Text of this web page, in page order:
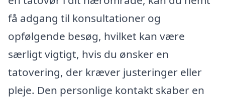
få adgang til konsultationer og
opfølgende besøg, hvilket kan være
særligt vigtigt, hvis du ønsker en
tatovering, der kræver justeringer eller
pleje. Den personlige kontakt skaber en